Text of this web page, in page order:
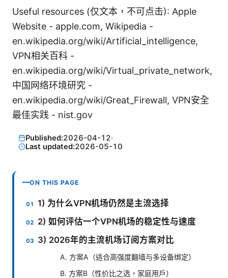
Useful resources (仅文本，不可点击): Apple
Website - apple.com, Wikipedia -
en.wikipedia.org/wiki/Artificial_intelligence,
VPN相关百科 -
en.wikipedia.org/wiki/Virtual_private_network,
中国网络环境研究 -
en.wikipedia.org/wiki/Great_Firewall, VPN安全
最佳实践 - nist.gov
Published:2026-04-12·
Last updated:2026-05-10
ON THIS PAGE
1) 为什么VPN机场仍然是主流选择
2) 如何评估一个VPN机场的稳定性与速度
3) 2026年的主流机场订阅方案对比
A. 方案A（适合高强度翻墙与多设备绑定）
B. 方案B（性价比之选，家庭用户）